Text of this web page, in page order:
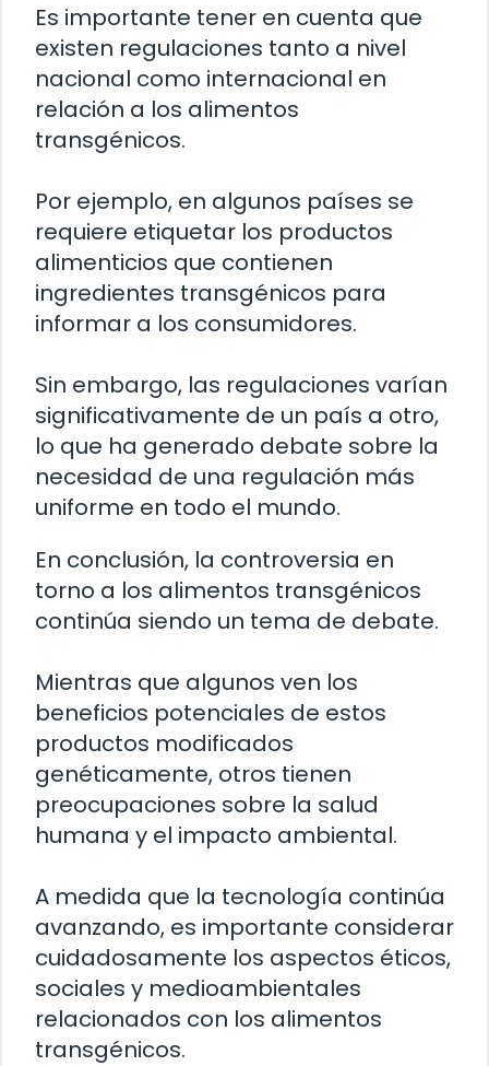
Es importante tener en cuenta que
existen regulaciones tanto a nivel
nacional como internacional en
relación a los alimentos
transgénicos.
Por ejemplo, en algunos países se
requiere etiquetar los productos
alimenticios que contienen
ingredientes transgénicos para
informar a los consumidores.
Sin embargo, las regulaciones varían
significativamente de un país a otro,
lo que ha generado debate sobre la
necesidad de una regulación más
uniforme en todo el mundo.
En conclusión, la controversia en
torno a los alimentos transgénicos
continúa siendo un tema de debate.
Mientras que algunos ven los
beneficios potenciales de estos
productos modificados
genéticamente, otros tienen
preocupaciones sobre la salud
humana y el impacto ambiental.
A medida que la tecnología continúa
avanzando, es importante considerar
cuidadosamente los aspectos éticos,
sociales y medioambientales
relacionados con los alimentos
transgénicos.